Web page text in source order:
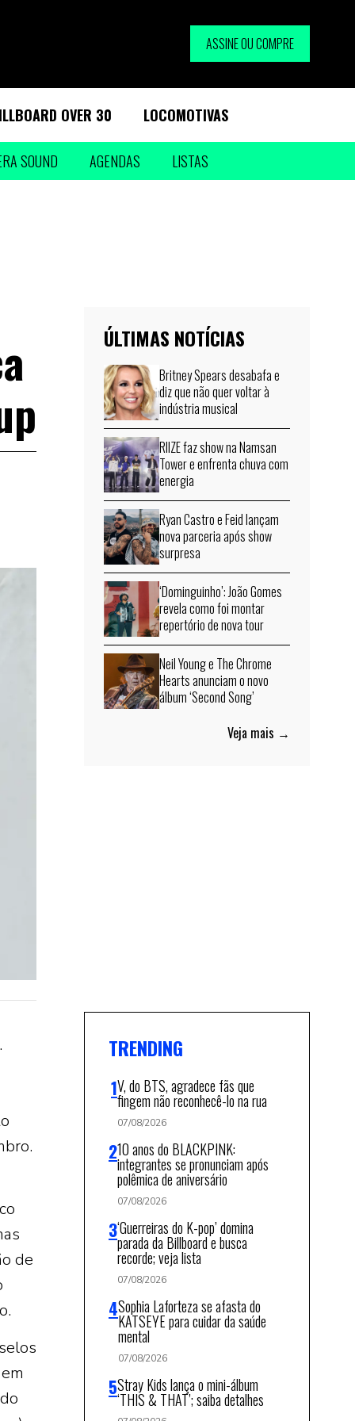
ASSINE OU COMPRE
OVER 30 LOCOMOTIVAS
SOUND AGENDAS LISTAS
de
ÚLTIMAS NOTÍCIAS
Britney Spears desabafa e
diz que não quer voltar à
indústria musical
RIIZE faz show na Namsan
Tower e enfrenta chuva com
energia
Ryan Castro e Feid lançam
nova parceria após show
surpresa
‘Dominguinho’: João Gomes
revela como foi montar
repertório de nova tour
Neil Young e The Chrome
Hearts anunciam o novo
álbum ‘Second Song’
Veja mais →
TRENDING
V, do BTS, agradece fãs que
fingem não reconhecê-lo na rua
07/08/2026
10 anos do BLACKPINK:
integrantes se pronunciam após
polêmica de aniversário
07/08/2026
‘Guerreiras do K-pop’ domina
parada da Billboard e busca
recorde; veja lista
07/08/2026
Sophia Laforteza se afasta do
KATSEYE para cuidar da saúde
mental
07/08/2026
Stray Kids lança o mini-álbum
‘THIS & THAT’; saiba detalhes